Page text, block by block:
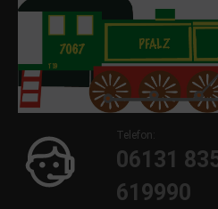
Telefon:
06131
619990